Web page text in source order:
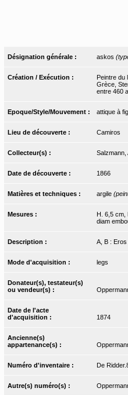
Désignation générale : askos
Création / Exécution : Peintre du
Grèce,
entre 460
Epoque/Style/Mouvement : attique à
Lieu de découverte : Camiros
Collecteur(s) : Salzmann,
Date de découverte : 1866
Matières et techniques : argile
Mesures :
H. 6,5 cm,
diam
Description : A, B : Eros
Mode d'acquisition : legs
Donateur(s), testateur(s)
ou vendeur(s) :
Date de l'acte
d'acquisition :
1874
Ancienne(s)
appartenance(s) :
Numéro d'inventaire : De
Autre(s) numéro(s) :